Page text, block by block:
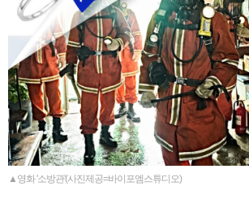
▲영화 '소방관'(사진제공=바이포엠스튜디오)